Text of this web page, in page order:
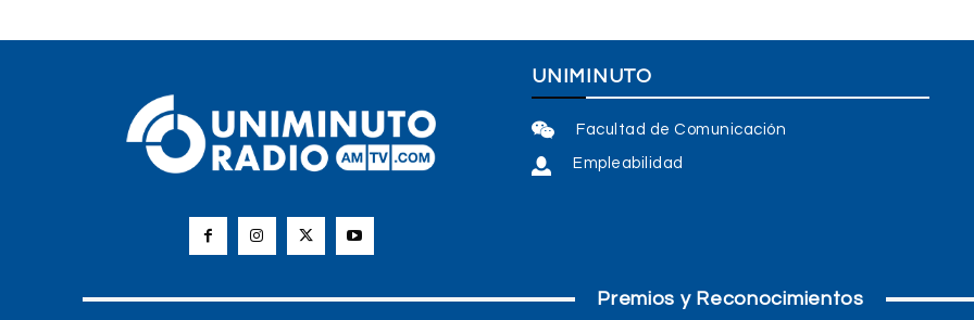
UNIMINUTO
Facultad de Comunicación
Empleabilidad
Premios y Reconocimientos